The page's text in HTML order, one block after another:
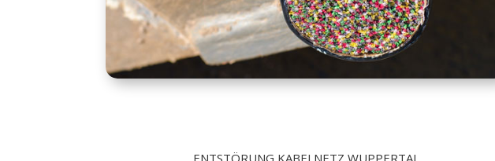
ENTSTÖRUNG KABELNETZ WUPPERTAL